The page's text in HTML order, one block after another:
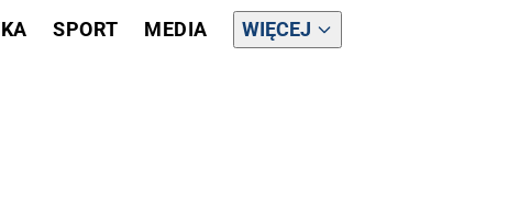
SPORT MEDIA WIĘCEJ